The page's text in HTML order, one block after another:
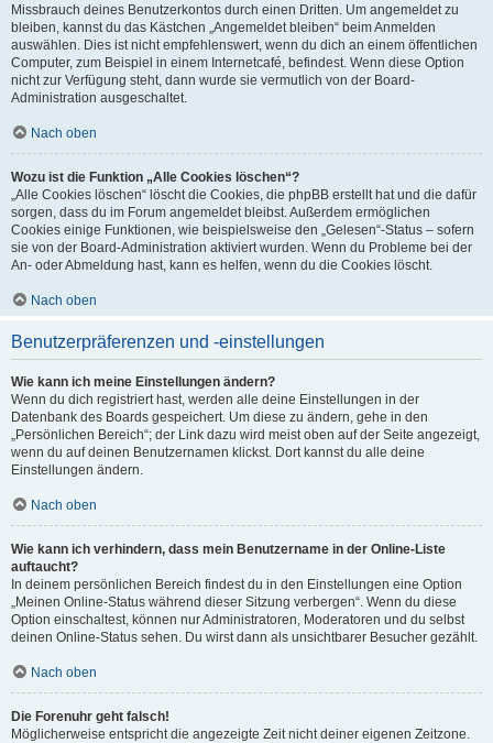
Missbrauch deines Benutzerkontos durch einen Dritten. Um angemeldet zu
bleiben, kannst du das Kästchen „Angemeldet bleiben“ beim Anmelden
auswählen. Dies ist nicht empfehlenswert, wenn du dich an einem öffentlichen
Computer, zum Beispiel in einem Internetcafé, befindest. Wenn diese Option
nicht zur Verfügung steht, dann wurde sie vermutlich von der Board-
Administration ausgeschaltet.
Nach oben
Wozu ist die Funktion „Alle Cookies löschen“?
„Alle Cookies löschen“ löscht die Cookies, die phpBB erstellt hat und die dafür
sorgen, dass du im Forum angemeldet bleibst. Außerdem ermöglichen
Cookies einige Funktionen, wie beispielsweise den „Gelesen“-Status – sofern
sie von der Board-Administration aktiviert wurden. Wenn du Probleme bei der
An- oder Abmeldung hast, kann es helfen, wenn du die Cookies löscht.
Nach oben
Benutzerpräferenzen und -einstellungen
Wie kann ich meine Einstellungen ändern?
Wenn du dich registriert hast, werden alle deine Einstellungen in der
Datenbank des Boards gespeichert. Um diese zu ändern, gehe in den
„Persönlichen Bereich“; der Link dazu wird meist oben auf der Seite angezeigt,
wenn du auf deinen Benutzernamen klickst. Dort kannst du alle deine
Einstellungen ändern.
Nach oben
Wie kann ich verhindern, dass mein Benutzername in der Online-Liste
auftaucht?
In deinem persönlichen Bereich findest du in den Einstellungen eine Option
„Meinen Online-Status während dieser Sitzung verbergen“. Wenn du diese
Option einschaltest, können nur Administratoren, Moderatoren und du selbst
deinen Online-Status sehen. Du wirst dann als unsichtbarer Besucher gezählt.
Nach oben
Die Forenuhr geht falsch!
Möglicherweise entspricht die angezeigte Zeit nicht deiner eigenen Zeitzone.